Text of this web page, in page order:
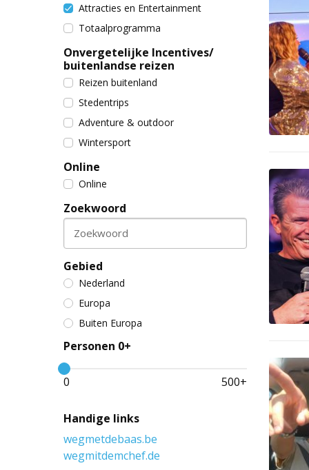
Attracties en Entertainment
Totaalprogramma
Onvergetelijke Incentives/
buitenlandse reizen
Reizen buitenland
Stedentrips
Adventure & outdoor
Wintersport
Online
Online
Zoekwoord
Zoekwoord
Gebied
Nederland
Europa
Buiten Europa
Personen 0+
0 500+
Handige links
wegmetdebaas.be
wegmitdemchef.de